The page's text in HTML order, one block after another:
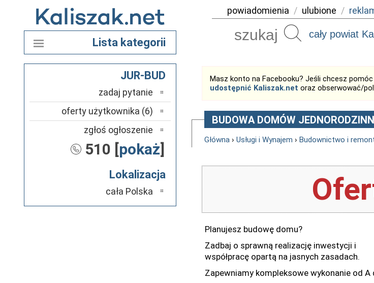
powiadomienia / ulubione /
Szukaj
Masz konto na Facebooku? Jeśli chcesz
udostępnić Kaliszak.net oraz obserwować/
BUDOWA DOMÓW
Główna › Usługi i Wynajem › Budownictwo i
Planujesz budowę domu?
Zadbaj o sprawną realizację inwestycji i
współpracę opartą na jasnych zasadach.
Zapewniamy kompleksowe wykonanie od A
Lista kategorii
JUR-BUD
zadaj pytanie
oferty użytkownika (6)
zgłoś ogłoszenie
510 [pokaż]
Lokalizacja
cała Polska